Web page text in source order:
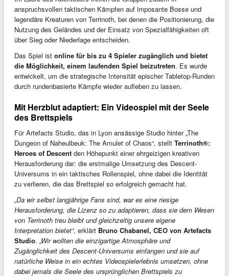
anspruchsvollen taktischen Kämpfen auf imposante Bosse und
legendäre Kreaturen von Terrinoth, bei denen die Positionierung, die
Nutzung des Geländes und der Einsatz von Spezialfähigkeiten oft
über Sieg oder Niederlage entscheiden.
Das Spiel ist online für bis zu 4 Spieler zugänglich und bietet
die Möglichkeit, einem laufenden Spiel beizutreten. Es wurde
entwickelt, um die strategische Intensität epischer Tabletop-Runden
durch rundenbasierte Kämpfe wieder aufleben zu lassen.
Mit Herzblut adaptiert: Ein Videospiel mit der Seele
des Brettspiels
Für Artefacts Studio, das in Lyon ansässige Studio hinter „The
Dungeon of Naheulbeuk: The Amulet of Chaos“, stellt Terrinoth®:
Heroes of Descent den Höhepunkt einer ehrgeizigen kreativen
Herausforderung dar: die erstmalige Umsetzung des Descent-
Universums in ein taktisches Rollenspiel, ohne dabei die Identität
zu verlieren, die das Brettspiel so erfolgreich gemacht hat.
„Da wir selbst langjährige Fans sind, war es eine riesige
Herausforderung, die Lizenz so zu adaptieren, dass sie dem Wesen
von Terrinoth treu bleibt und gleichzeitig unsere eigene
Interpretation bietet“, erklärt Bruno Chabanel, CEO von Artefacts
Studio. „Wir wollten die einzigartige Atmosphäre und
Zugänglichkeit des Descent-Universums einfangen und sie auf
natürliche Weise in ein echtes Videospielerlebnis umsetzen, ohne
dabei jemals die Seele des ursprünglichen Brettspiels zu